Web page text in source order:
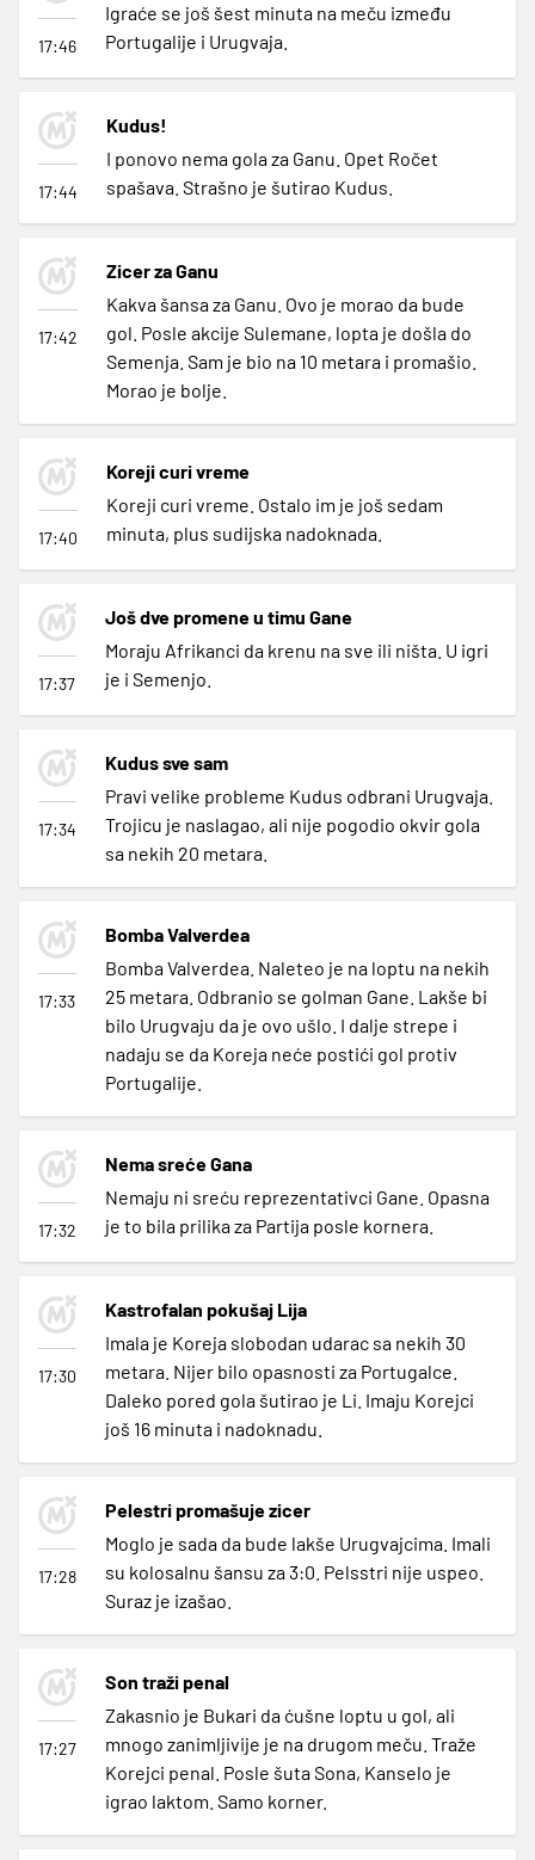
17:46
Igraće se još šest minuta na meču između
Portugalije i Urugvaja.
17:44
Kudus!
I ponovo nema gola za Ganu. Opet Ročet
spašava. Strašno je šutirao Kudus.
17:42
Zicer za Ganu
Kakva šansa za Ganu. Ovo je morao da bude
gol. Posle akcije Sulemane, lopta je došla do
Semenja. Sam je bio na 10 metara i promašio.
Morao je bolje.
17:40
Koreji curi vreme
Koreji curi vreme. Ostalo im je još sedam
minuta, plus sudijska nadoknada.
17:37
Još dve promene u timu Gane
Moraju Afrikanci da krenu na sve ili ništa. U igri
je i Semenjo.
17:34
Kudus sve sam
Pravi velike probleme Kudus odbrani Urugvaja.
Trojicu je naslagao, ali nije pogodio okvir gola
sa nekih 20 metara.
17:33
Bomba Valverdea
Bomba Valverdea. Naleteo je na loptu na nekih
25 metara. Odbranio se golman Gane. Lakše bi
bilo Urugvaju da je ovo ušlo. I dalje strepe i
nadaju se da Koreja neće postići gol protiv
Portugalije.
17:32
Nema sreće Gana
Nemaju ni sreću reprezentativci Gane. Opasna
je to bila prilika za Partija posle kornera.
17:30
Kastrofalan pokušaj Lija
Imala je Koreja slobodan udarac sa nekih 30
metara. Nijer bilo opasnosti za Portugalce.
Daleko pored gola šutirao je Li. Imaju Korejci
još 16 minuta i nadoknadu.
17:28
Pelestri promašuje zicer
Moglo je sada da bude lakše Urugvajcima. Imali
su kolosalnu šansu za 3:0. Pelsstri nije uspeo.
Suraz je izašao.
17:27
Son traži penal
Zakasnio je Bukari da ćušne loptu u gol, ali
mnogo zanimljivije je na drugom meču. Traže
Korejci penal. Posle šuta Sona, Kanselo je
igrao laktom. Samo korner.